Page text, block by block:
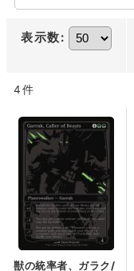
表示数:
4件
獣の統率者、ガラク/